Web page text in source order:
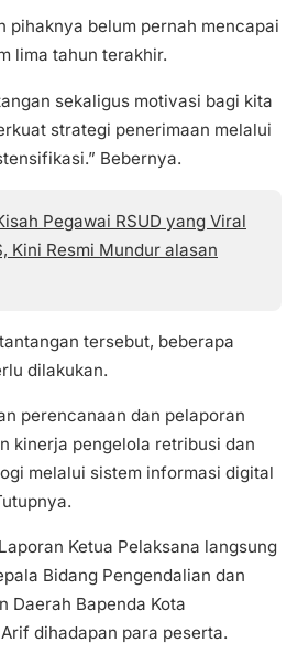
pihaknya belum pernah mencapai
lima tahun terakhir.
sekaligus motivasi bagi kita
strategi penerimaan melalui
Bebernya.
Pegawai RSUD yang Viral
Kini Resmi Mundur alasan
tersebut, beberapa
dilakukan.
perencanaan dan pelaporan
kinerja pengelola retribusi dan
melalui sistem informasi digital
Ketua Pelaksana langsung
Bidang Pengendalian dan
Daerah Bapenda Kota
dihadapan para peserta.